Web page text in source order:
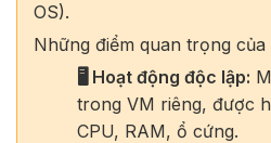
OS).
Những điểm quan trọng
🖥️ Hoạt động độc lập:
trong VM riêng, được
CPU, RAM, ổ cứng.